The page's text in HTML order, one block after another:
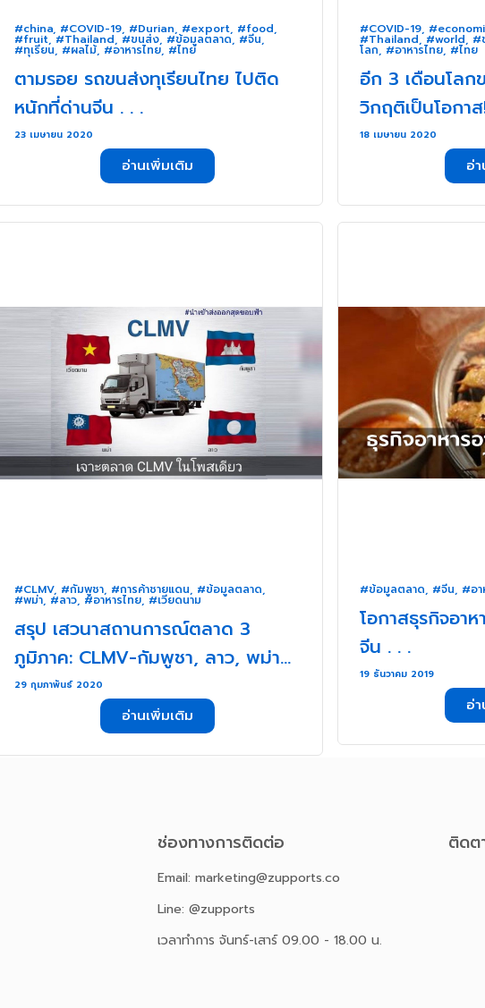
#china, #COVID-19, #Durian, #export, #food,
#fruit,#Thailand,#ขนส่ง, #ข้อมูลตลาด, #จีน,
#ทุเรียน, #ผลไม้, #อาหารไทย, #ไทย
ตามรอย รถขนส่งทุเรียนไทย ไปติด
หนักที่ด่านจีน . . .
23 เมษายน 2020
อ่านเพิ่มเติม
#COVID-19,
#Thailand,#world, #
โลก, #อาหารไทย, #ไทย
อีก 3 เดือนโลก
วิกฤติเป็นโอกา
18 เมษายน 2020
อ่
#CLMV, #กัมพูชา, #การค้าชายแดน, #ข้อมูลตลาด,
#พม่า, #ลาว, #อาหารไทย, #เวียดนาม
สรุป เสวนาสถานการณ์ตลาด 3
ภูมิภาค: CLMV-กัมพูชา, ลาว, พม่า
และเวียดนาม . . .
29 กุมภาพันธ์ 2020
อ่านเพิ่มเติม
#ข้อมูลตลาด, #จีน, #อา
โอกาสธุรกิจอาห
จีน . . .
19 ธันวาคม 2019
อ่
ช่องทางการติดต่อ
Email: marketing@zupports.co
Line: @zupports
เวลาทำการ จันทร์-เสาร์ 09.00 - 18.00 น.
ติดต